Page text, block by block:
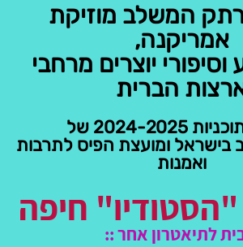
המשלב מוזיקת
אמריקנה,
וסיפורי יוצרים מרחבי
הברית
2024-2025 של
בישראל ומועצת הפיס לתרבות
ואמנות
חיפה
לתיאטרון אחר ::